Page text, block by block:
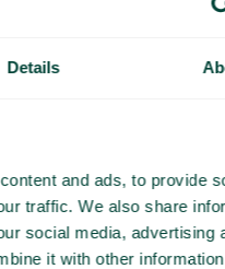
Details
and ads, to provide
traffic. We also share
social media, advertising
it with other